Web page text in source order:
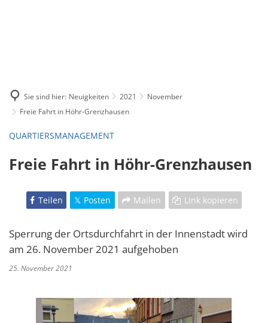
Sie sind hier: Neuigkeiten 2021
November
Freie Fahrt in Höhr-Grenzhausen
QUARTIERSMANAGEMENT
Freie Fahrt in Höhr-Grenzhausen
Teilen Posten Mailen Link kopieren
Sperrung der Ortsdurchfahrt in der Innenstadt wird
am 26. November 2021 aufgehoben
25. November 2021